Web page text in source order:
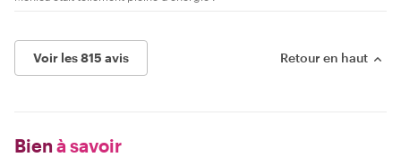
Voir les 815 avis Retour en haut
Bien à savoir